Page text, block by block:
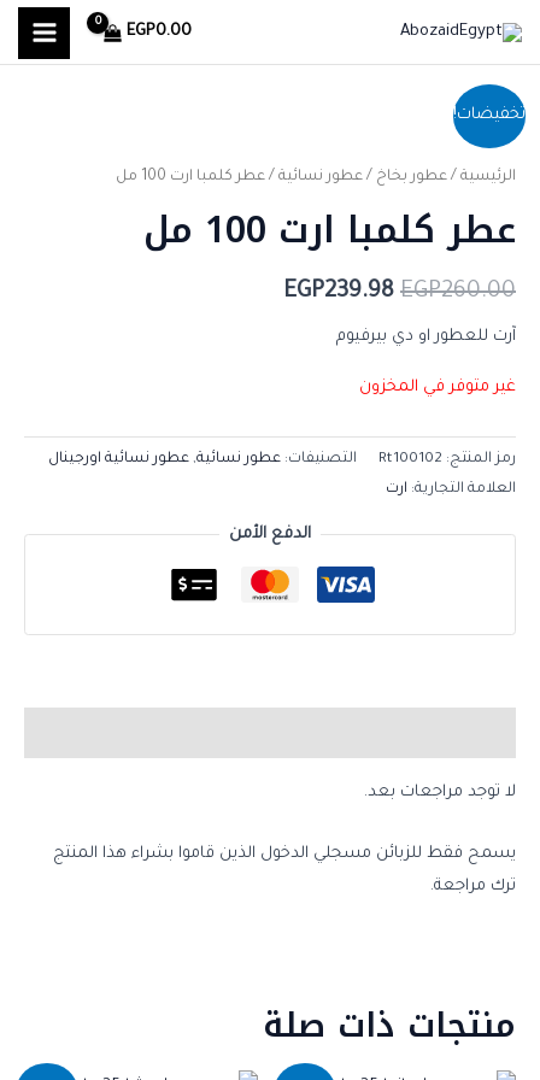
المحتوى
EGP0.00
تخفيضات!
الرئيسية / عطور بخاخ / عطور نسائية / عطر كلمبا ارت 100 مل
عطر كلمبا ارت 100 مل
EGP260.00
EGP260.00.
EGP239.98
آرت للعطور او دي بيرفيوم
غير متوفر في المخزون
رمز المنتج: Rt100102 التصنيفات: عطور نسائية, عطور نسائية اورجينال
العلامة التجارية: ارت
الدفع الأمن
لا توجد مراجعات بعد.
يسمح فقط للزبائن مسجلي الدخول الذين قاموا بشراء هذا المنتج
ترك مراجعة.
منتجات ذات صلة